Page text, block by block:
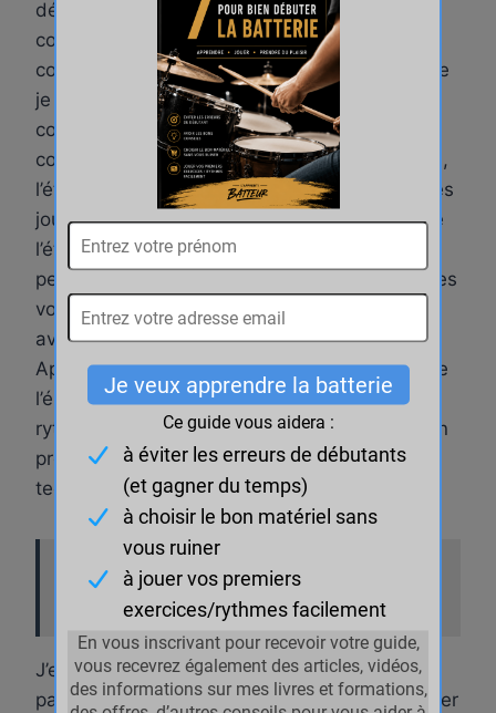
déjà jouer beaucoup de morceaux et
commencer déjà à bien vous amuser. Je vous
conseille vivement d’écouter les morceaux que
je vous ai recommandé pour comprendre
comment chaque rythme sonne dans un
contexte musical. Une fois les rythmes acquis,
l’étape suivante sera de les faire vivre et de les
jouer avec intention en fonction du style et de
l’état d’esprit du morceau. Le même rythme
peut être joué de différentes manières et à des
volumes différents. Expérimentez, jouez les
avec énergie mais aussi avec douceur.
Apprenez à les rendre vivant en y intégrant de
l’émotion. La différence qu’il y aura entre ces
rythmes joués par un débutant et joués par un
pro, c’est le son (que l’on développe avec la
technique) mais aussi l’intention de jeu.
les personnes qui ont lu cet article ont aussi
Le reggae
J’espère que cet article vous a plu, n’hésitez
pas à laisser vos commentaires et à le partager